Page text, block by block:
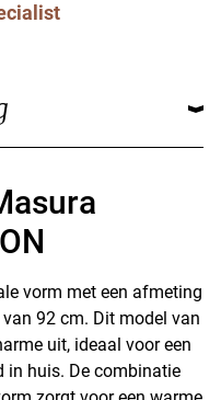
vorm met een afmeting
92 cm. Dit model van
uit, ideaal voor een
in huis. De combinatie